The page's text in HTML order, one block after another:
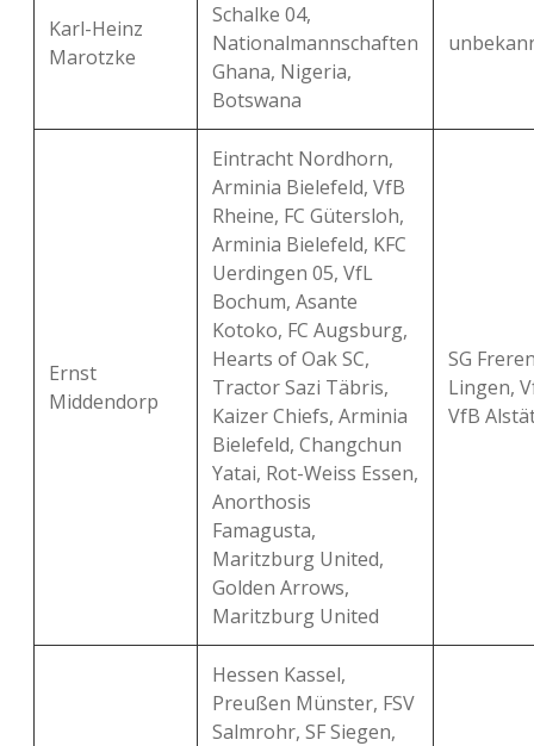
Karl-Heinz
Marotzke
Schalke 04,
Nationalmannschaften
Ghana, Nigeria,
Botswana
Ernst
Middendorp
Eintracht Nordhorn,
Arminia Bielefeld, VfB
Rheine, FC Gütersloh,
Arminia Bielefeld, KFC
Uerdingen 05, VfL
Bochum, Asante
Kotoko, FC Augsburg,
Hearts of Oak SC,
Tractor Sazi Täbris,
Kaizer Chiefs, Arminia
Bielefeld, Changchun
Yatai, Rot-Weiss Essen,
Anorthosis
Famagusta,
Maritzburg United,
Golden Arrows,
Maritzburg United
SG
Lingen,
VfB
Hessen Kassel,
Preußen Münster, FSV
Salmrohr, SF Siegen,